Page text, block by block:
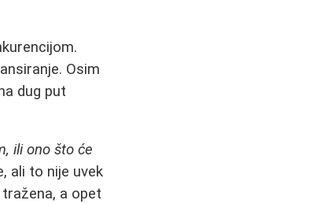
Osim
dug put
ili ono što će
ali to nije uvek
a opet